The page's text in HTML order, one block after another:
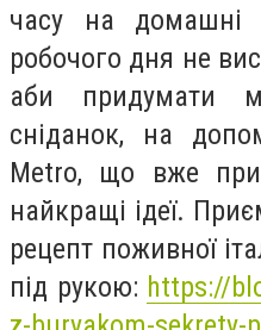
часу на домашні
робочого дня не
аби придумати
сніданок, на
Metro, що вже
найкращі ідеї.
рецепт поживної
під рукою: https://